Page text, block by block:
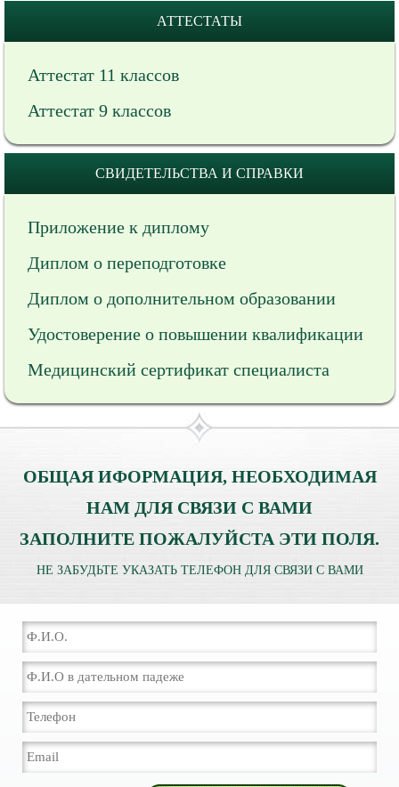
АТТЕСТАТЫ
Аттестат 11 классов
Аттестат 9 классов
СВИДЕТЕЛЬСТВА И СПРАВКИ
Приложение к диплому
Диплом о переподготовке
Диплом о дополнительном образовании
Удостоверение о повышении квалификации
Медицинский сертификат специалиста
ОБЩАЯ ИФОРМАЦИЯ, НЕОБХОДИМАЯ
НАМ ДЛЯ СВЯЗИ С ВАМИ
ЗАПОЛНИТЕ ПОЖАЛУЙСТА ЭТИ ПОЛЯ.
НЕ ЗАБУДЬТЕ УКАЗАТЬ ТЕЛЕФОН ДЛЯ СВЯЗИ С ВАМИ